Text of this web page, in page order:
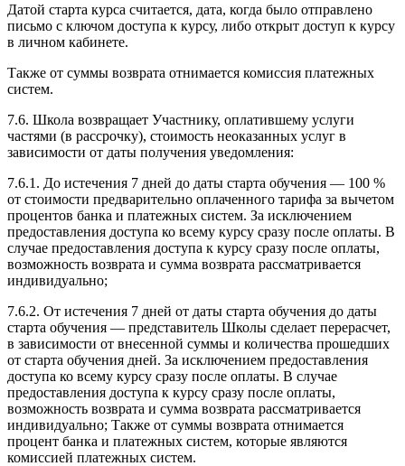
Датой старта курса считается, дата, когда было отправлено
письмо с ключом доступа к курсу, либо открыт доступ к курсу
в личном кабинете.
Также от суммы возврата отнимается комиссия платежных
систем.
7.6. Школа возвращает Участнику, оплатившему услуги
частями (в рассрочку), стоимость неоказанных услуг в
зависимости от даты получения уведомления:
7.6.1. До истечения 7 дней до даты старта обучения — 100 %
от стоимости предварительно оплаченного тарифа за вычетом
процентов банка и платежных систем. За исключением
предоставления доступа ко всему курсу сразу после оплаты. В
случае предоставления доступа к курсу сразу после оплаты,
возможность возврата и сумма возврата рассматривается
индивидуально;
7.6.2. От истечения 7 дней от даты старта обучения до даты
старта обучения — представитель Школы сделает перерасчет,
в зависимости от внесенной суммы и количества прошедших
от старта обучения дней. За исключением предоставления
доступа ко всему курсу сразу после оплаты. В случае
предоставления доступа к курсу сразу после оплаты,
возможность возврата и сумма возврата рассматривается
индивидуально; Также от суммы возврата отнимается
процент банка и платежных систем, которые являются
комиссией платежных систем.